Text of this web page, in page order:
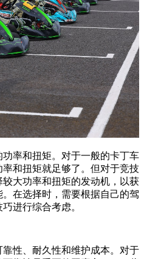
率和扭矩。对于一般的卡丁车
和扭矩就足够了。但对于竞技
大功率和扭矩的发动机，以获
在选择时，需要根据自己的驾
进行综合考虑。
性、耐久性和维护成本。对于